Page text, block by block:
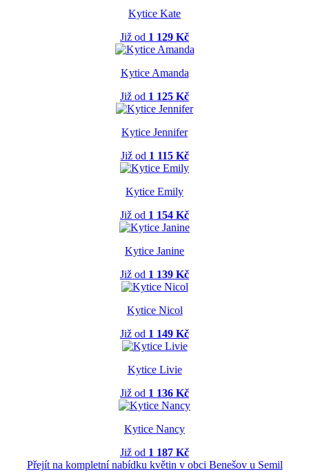
Kytice Kate
Již od 1 129 Kč
Kytice Amanda
Již od 1 125 Kč
Kytice Jennifer
Již od 1 115 Kč
Kytice Emily
Již od 1 154 Kč
Kytice Janine
Již od 1 139 Kč
Kytice Nicol
Již od 1 149 Kč
Kytice Livie
Již od 1 136 Kč
Kytice Nancy
Již od 1 187 Kč
Přejít na kompletní nabídku květin v obci Benešov u Semil